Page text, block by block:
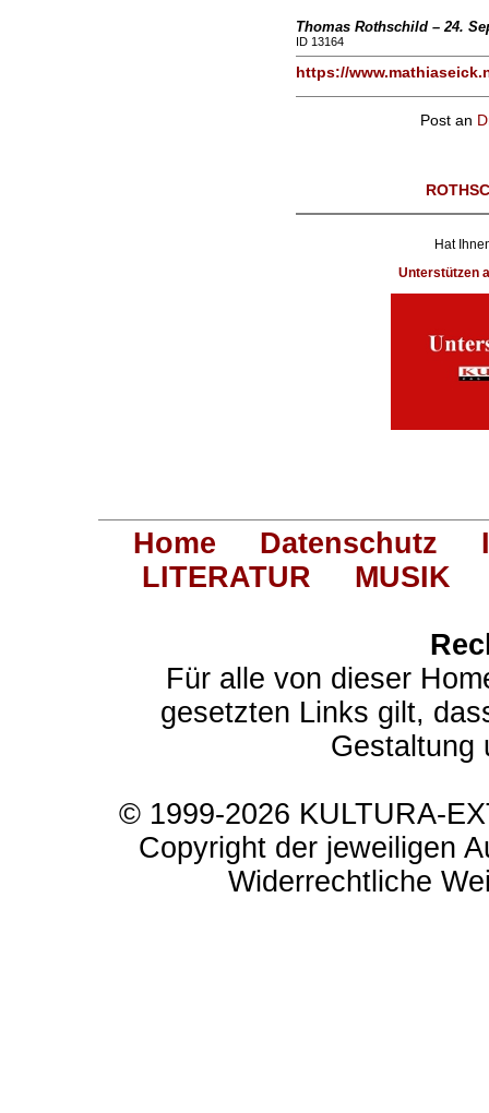
Thomas Rothschild – 24.
ID 13164
https://
Post an
Hat
Unterstützen
Home Datenschutz
LITERATUR
MUSIK
Für alle von dieser
gesetzten Links gilt,
Gestaltung
© 1999-2026 KULTURA-
Copyright der jeweiligen
Widerrechtliche